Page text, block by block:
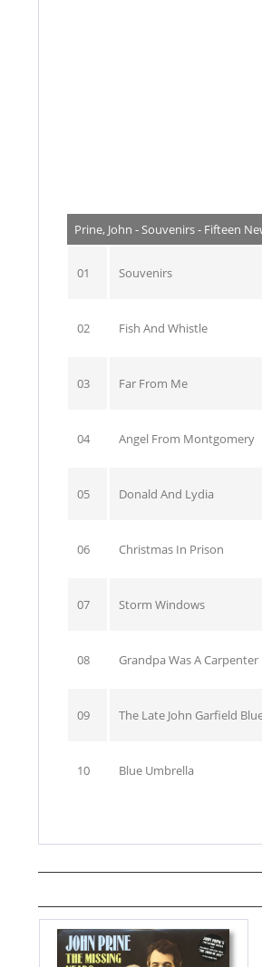
Prine, John - Souvenirs - Fifteen
01 Souvenirs
02 Fish And Whistle
03 Far From Me
04 Angel From Montgomery
05 Donald And Lydia
06 Christmas In Prison
07 Storm Windows
08 Grandpa Was A Carpenter
09 The Late John Garfield
10 Blue Umbrella